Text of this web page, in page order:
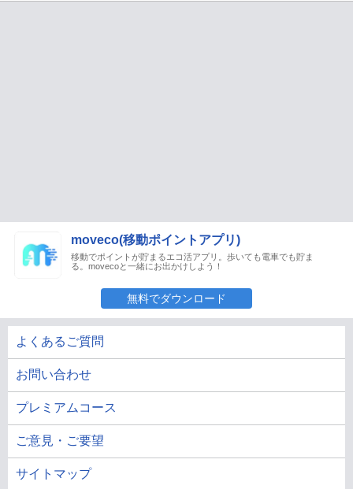
moveco(移動ポイントアプリ)
移動でポイントが貯まるエコ活アプリ。歩いても電車でも貯ま
る。movecoと一緒にお出かけしよう！
無料でダウンロード
よくあるご質問
お問い合わせ
プレミアムコース
ご意見・ご要望
サイトマップ